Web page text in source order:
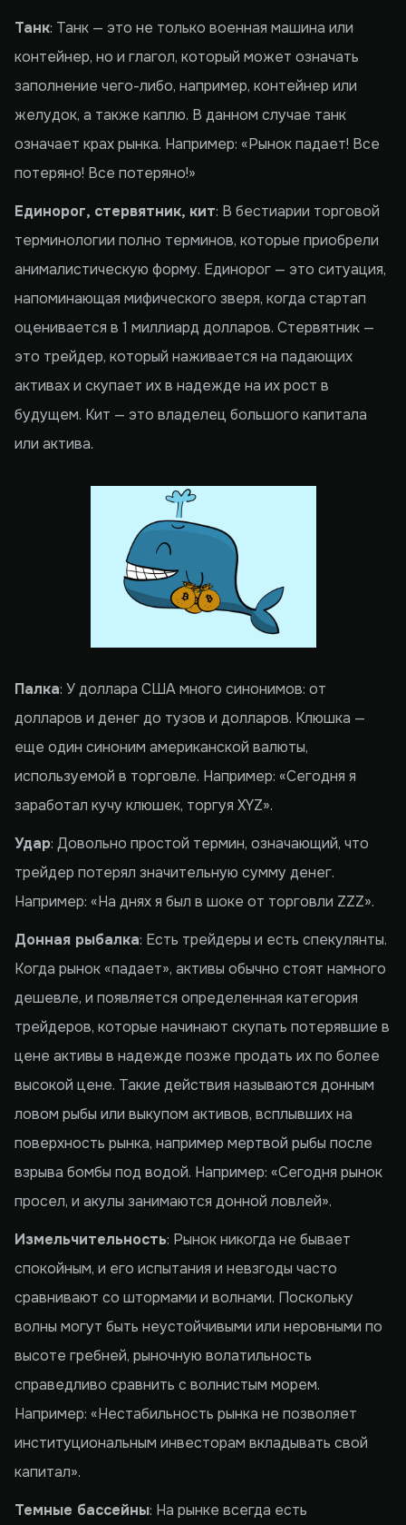
Танк: Танк — это не только военная машина или
контейнер, но и глагол, который может означать
заполнение чего-либо, например, контейнер или
желудок, а также каплю. В данном случае танк
означает крах рынка. Например: «Рынок падает! Все
потеряно! Все потеряно!»
Единорог, стервятник, кит: В бестиарии торговой
терминологии полно терминов, которые приобрели
анималистическую форму. Единорог — это ситуация,
напоминающая мифического зверя, когда стартап
оценивается в 1 миллиард долларов. Стервятник —
это трейдер, который наживается на падающих
активах и скупает их в надежде на их рост в
будущем. Кит — это владелец большого капитала
или актива.
Палка: У доллара США много синонимов: от
долларов и денег до тузов и долларов. Клюшка —
еще один синоним американской валюты,
используемой в торговле. Например: «Сегодня я
заработал кучу клюшек, торгуя XYZ».
Удар: Довольно простой термин, означающий, что
трейдер потерял значительную сумму денег.
Например: «На днях я был в шоке от торговли ZZZ».
Донная рыбалка: Есть трейдеры и есть спекулянты.
Когда рынок «падает», активы обычно стоят намного
дешевле, и появляется определенная категория
трейдеров, которые начинают скупать потерявшие в
цене активы в надежде позже продать их по более
высокой цене. Такие действия называются донным
ловом рыбы или выкупом активов, всплывших на
поверхность рынка, например мертвой рыбы после
взрыва бомбы под водой. Например: «Сегодня рынок
просел, и акулы занимаются донной ловлей».
Измельчительность: Рынок никогда не бывает
спокойным, и его испытания и невзгоды часто
сравнивают со штормами и волнами. Поскольку
волны могут быть неустойчивыми или неровными по
высоте гребней, рыночную волатильность
справедливо сравнить с волнистым морем.
Например: «Нестабильность рынка не позволяет
институциональным инвесторам вкладывать свой
капитал».
Темные бассейны: На рынке всегда есть